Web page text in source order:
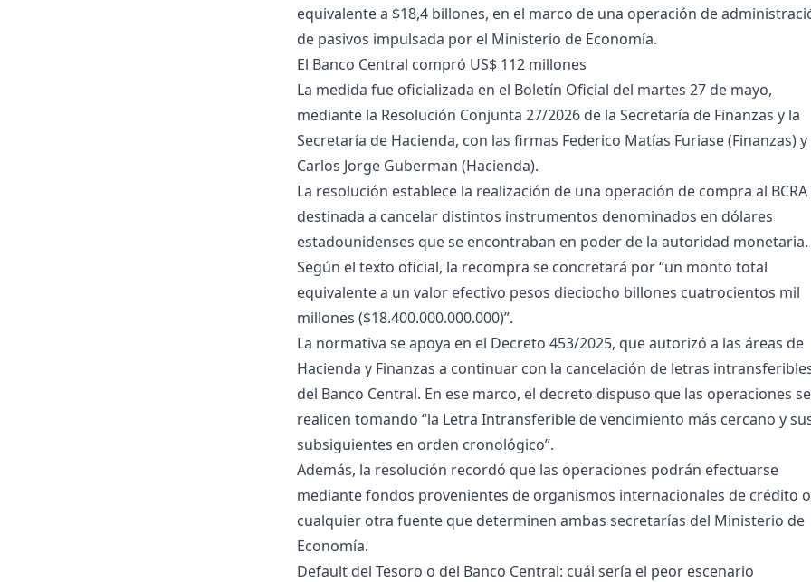
equivalente a $18,4 billones, en el marco de una operación de
de pasivos impulsada por el Ministerio de Economía.
El Banco Central compró US$ 112 millones
La medida fue oficializada en el Boletín Oficial del martes 27 de mayo,
mediante la Resolución Conjunta 27/2026 de la Secretaría de Finanzas y la
Secretaría de Hacienda, con las firmas Federico Matías Furiase (Finanzas) y
Carlos Jorge Guberman (Hacienda).
La resolución establece la realización de una operación de compra al BCRA
destinada a cancelar distintos instrumentos denominados en dólares
estadounidenses que se encontraban en poder de la autoridad monetaria.
Según el texto oficial, la recompra se concretará por “un monto total
equivalente a un valor efectivo pesos dieciocho billones cuatrocientos mil
millones ($18.400.000.000.000)”.
La normativa se apoya en el Decreto 453/2025, que autorizó a las áreas de
Hacienda y Finanzas a continuar con la cancelación de letras
del Banco Central. En ese marco, el decreto dispuso que las operaciones se
realicen tomando “la Letra Intransferible de vencimiento más cercano y
subsiguientes en orden cronológico”.
Además, la resolución recordó que las operaciones podrán efectuarse
mediante fondos provenientes de organismos internacionales de crédito o
cualquier otra fuente que determinen ambas secretarías del Ministerio de
Economía.
Default del Tesoro o del Banco Central: cuál sería el peor escenario